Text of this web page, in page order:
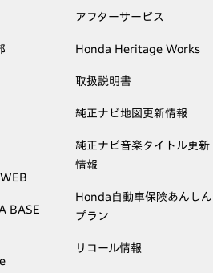
BASE
アフターサービス
Honda Heritage Works
取扱説明書
純正ナビ地図更新情報
純正ナビ音楽タイトル更新
情報
Honda自動車保険あんしん
プラン
リコール情報